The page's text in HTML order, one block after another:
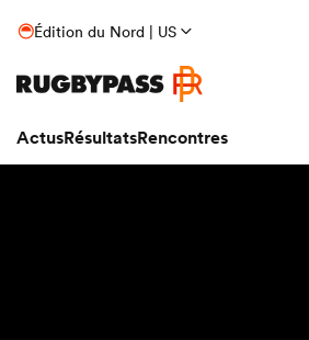
Édition du Nord | US
ActusRésultatsRencontres